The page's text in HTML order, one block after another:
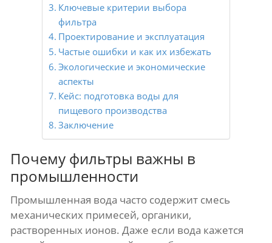
Ключевые критерии выбора
фильтра
Проектирование и эксплуатация
Частые ошибки и как их избежать
Экологические и экономические
аспекты
Кейс: подготовка воды для
пищевого производства
Заключение
Почему фильтры важны в
промышленности
Промышленная вода часто содержит смесь
механических примесей, органики,
растворенных ионов. Даже если вода кажется